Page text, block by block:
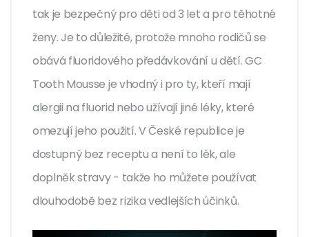
tak je bezpečný pro děti od 3 let a pro těhotné
ženy. Je to důležité, protože mnoho rodičů se
obává fluoridového předávkování u dětí. GC
Tooth Mousse je vhodný i pro ty, kteří mají
alergii na fluorid nebo užívají jiné léky, které
omezují jeho použití. V České republice je
dostupný bez receptu a není to lék, ale
doplněk stravy - takže ho můžete používat
dlouhodobě bez rizika vedlejších účinků.